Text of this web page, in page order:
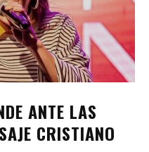
ANTE LAS
CRISTIANO